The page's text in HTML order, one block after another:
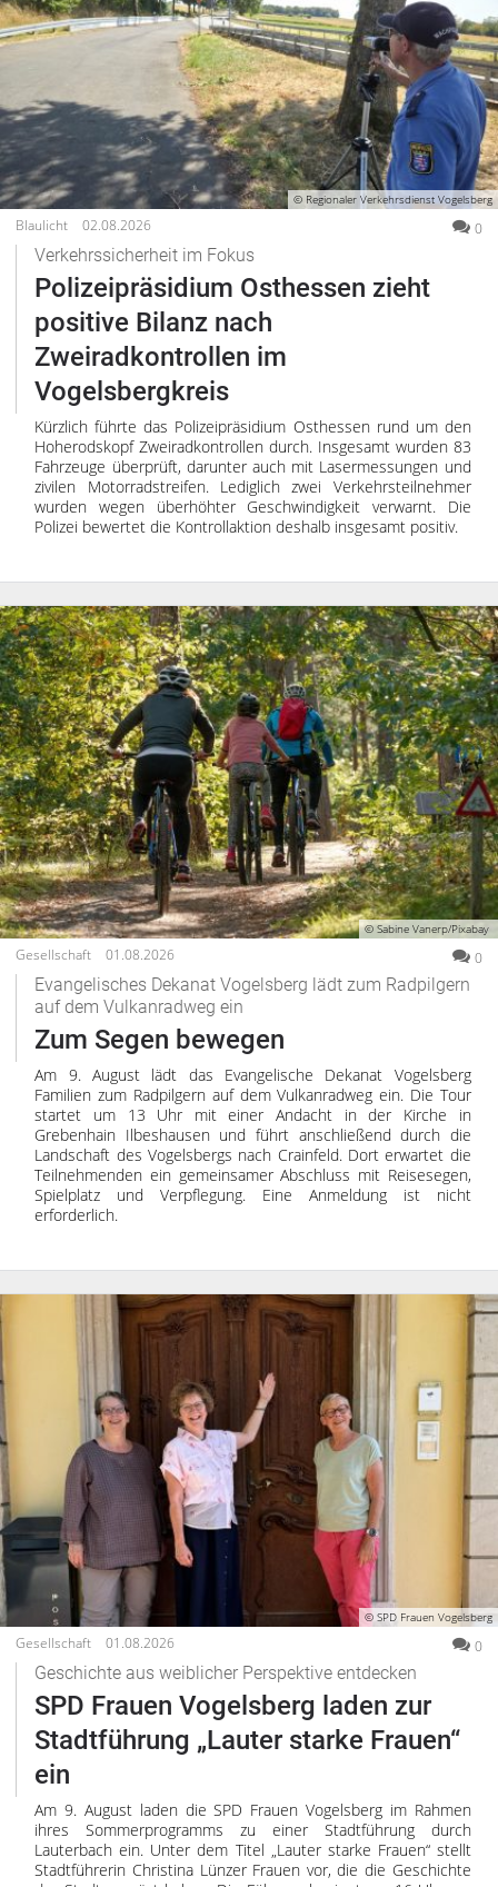
© Regionaler Verkehrsdienst Vogelsberg
Blaulicht 02.08.2026 0
Verkehrssicherheit im Fokus
Polizeipräsidium Osthessen zieht
positive Bilanz nach
Zweiradkontrollen im
Vogelsbergkreis
Kürzlich führte das Polizeipräsidium Osthessen rund um den
Hoherodskopf Zweiradkontrollen durch. Insgesamt wurden 83
Fahrzeuge überprüft, darunter auch mit Lasermessungen und
zivilen Motorradstreifen. Lediglich zwei Verkehrsteilnehmer
wurden wegen überhöhter Geschwindigkeit verwarnt. Die
Polizei bewertet die Kontrollaktion deshalb insgesamt positiv.
© Sabine Vanerp/Pixabay
Gesellschaft 01.08.2026 0
Evangelisches Dekanat Vogelsberg lädt zum Radpilgern
auf dem Vulkanradweg ein
Zum Segen bewegen
Am 9. August lädt das Evangelische Dekanat Vogelsberg
Familien zum Radpilgern auf dem Vulkanradweg ein. Die Tour
startet um 13 Uhr mit einer Andacht in der Kirche in
Grebenhain Ilbeshausen und führt anschließend durch die
Landschaft des Vogelsbergs nach Crainfeld. Dort erwartet die
Teilnehmenden ein gemeinsamer Abschluss mit Reisesegen,
Spielplatz und Verpflegung. Eine Anmeldung ist nicht
erforderlich.
© SPD Frauen Vogelsberg
Gesellschaft 01.08.2026 0
Geschichte aus weiblicher Perspektive entdecken
SPD Frauen Vogelsberg laden zur
Stadtführung „Lauter starke Frauen“
ein
Am 9. August laden die SPD Frauen Vogelsberg im Rahmen
ihres Sommerprogramms zu einer Stadtführung durch
Lauterbach ein. Unter dem Titel „Lauter starke Frauen“ stellt
Stadtführerin Christina Lünzer Frauen vor, die die Geschichte